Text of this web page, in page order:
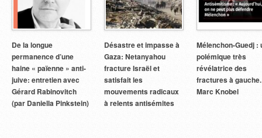
De la longue
permanence d’une
haine « païenne » anti-
juive: entretien avec
Gérard Rabinovitch
(par Daniella Pinkstein)
Désastre et impasse à
Gaza: Netanyahou
fracture Israël et
satisfait les
mouvements radicaux
à relents antisémites
Mélenchon-Guedj :
polémique très
révélatrice des
fractures à
Marc Knobel